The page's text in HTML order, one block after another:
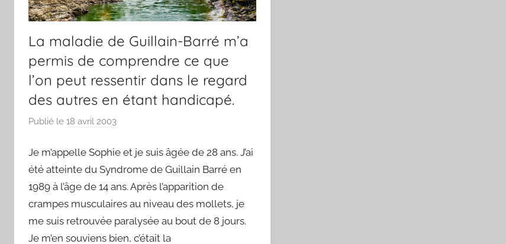
La maladie de Guillain-Barré m’a
permis de comprendre ce que
l’on peut ressentir dans le regard
des autres en étant handicapé.
Publié le 18 avril 2003
r
F
r
Je m’appelle Sophie et je suis âgée de 28 ans. J’ai
été atteinte du Syndrome de Guillain Barré en
1989 à l’âge de 14 ans. Après l’apparition de
crampes musculaires au niveau des mollets, je
me suis retrouvée paralysée au bout de 8 jours.
Je m’en souviens bien, c’était la